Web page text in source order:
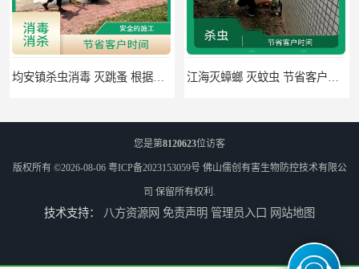
您是第8120623位访客
版权所有 ©2026-08-06 粤ICP备2023153059号 佛山儒创有害生物防控技术有限公
司 保留所有权利.
技术支持： 八方资源网 免责声明 管理员入口 网站地图